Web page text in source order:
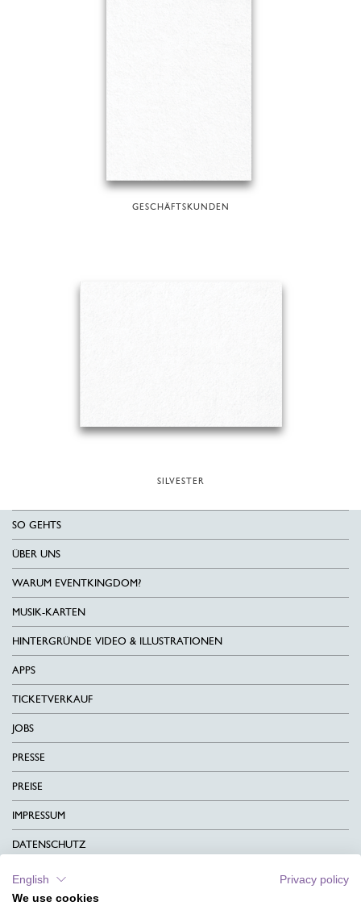
GESCHÄFTSKUNDEN
SILVESTER
SO GEHTS
ÜBER UNS
WARUM EVENTKINGDOM?
MUSIK-KARTEN
HINTERGRÜNDE VIDEO & ILLUSTRATIONEN
APPS
TICKETVERKAUF
JOBS
PRESSE
PREISE
IMPRESSUM
DATENSCHUTZ
KONTAKT
AGB
English
Privacy policy
We use cookies